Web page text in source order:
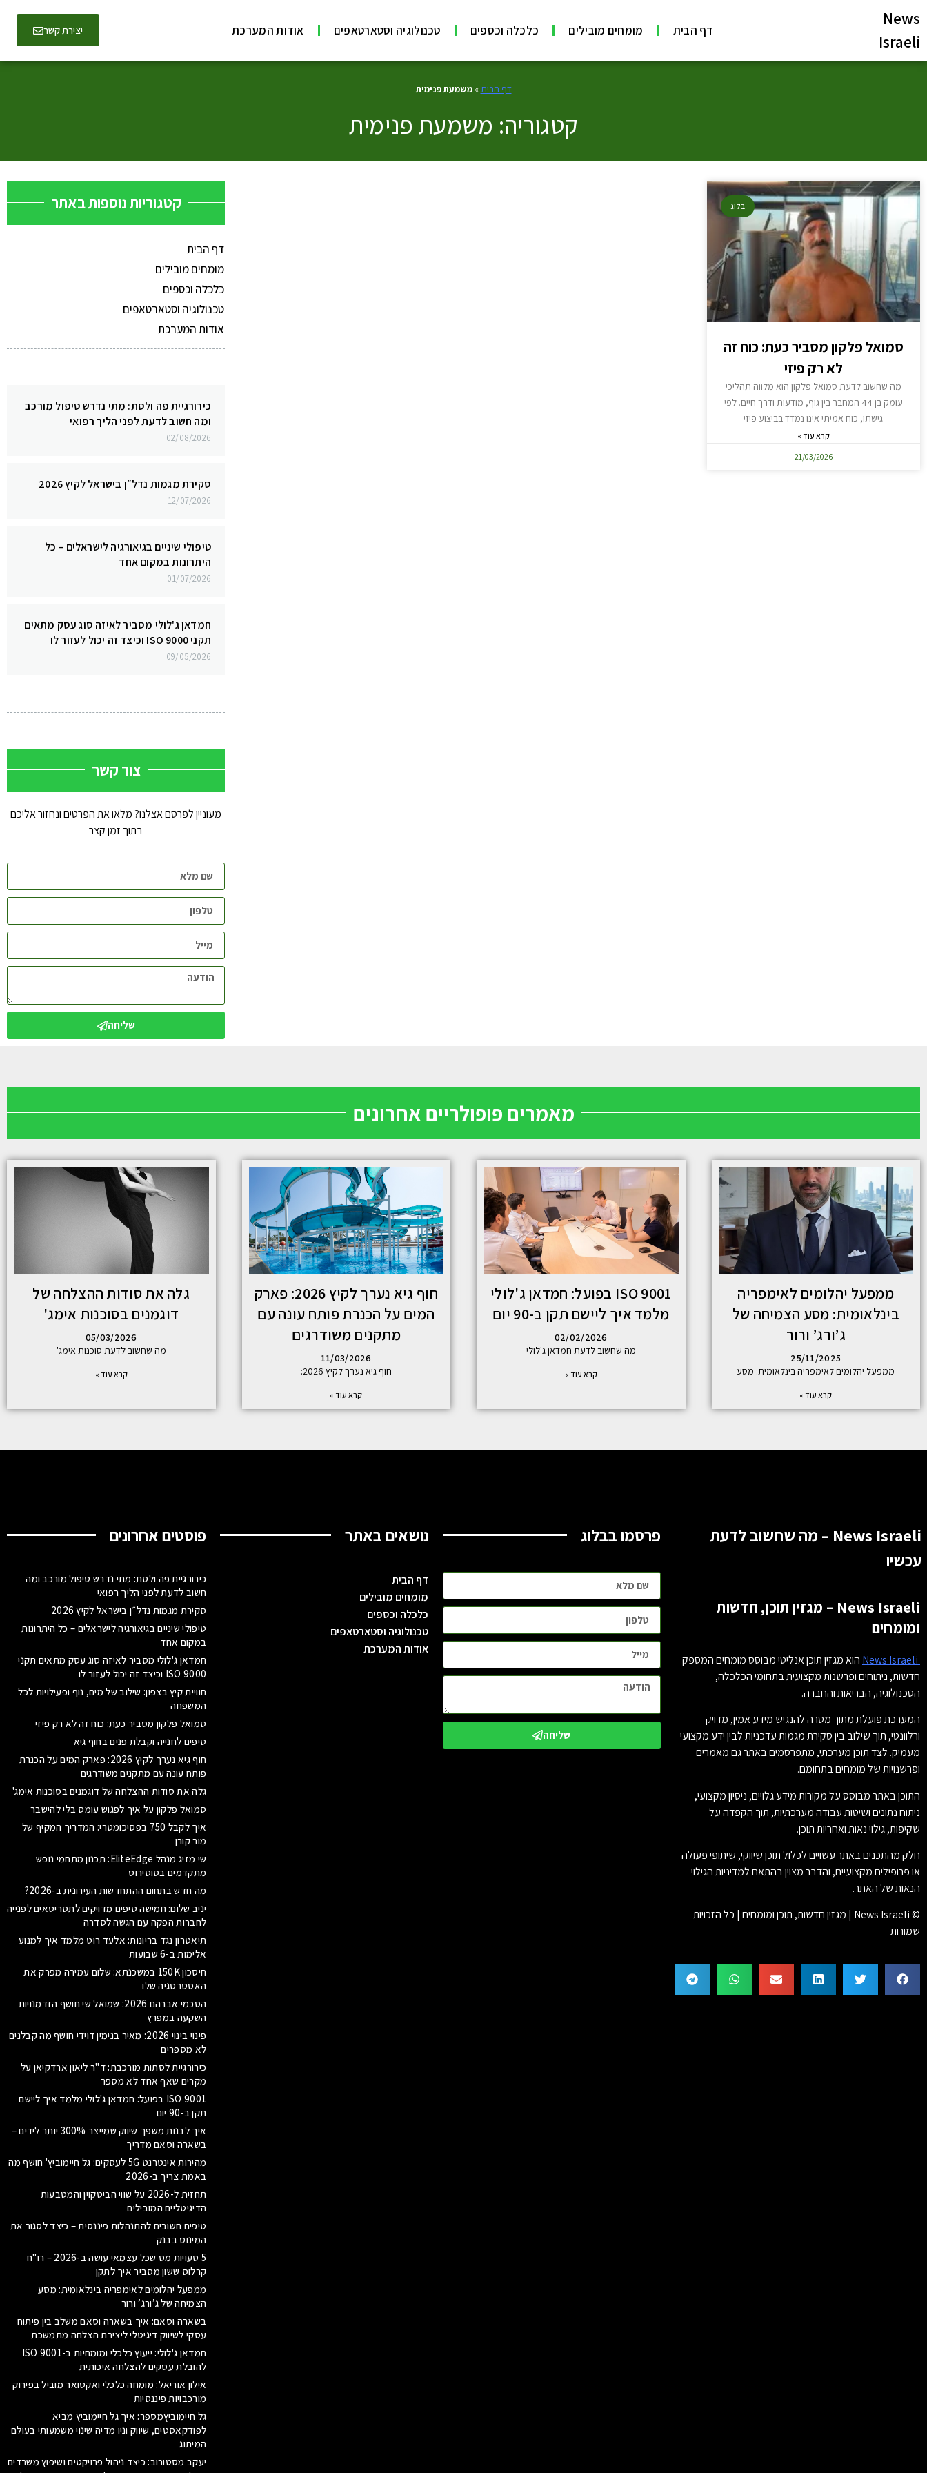
News
Israeli
דף הבית מומחים מובילים כלכלה וכספים טכנולוגיה וסטארטאפים אודות המערכת יצירת קשר
דף הבית»משמעת פנימית
קטגוריה: משמעת פנימית
בלוג
סמואל פלקון מסביר כעת: כוח זה
לא רק פיזי
מה שחשוב לדעת סמואל פלקון הוא מלווה תהליכי
עומק בן 44 המחבר בין גוף, מודעות ודרך חיים. לפי
גישתו, כוח אמיתי אינו נמדד בביצוע פיזי
קרא עוד »
21/03/2026
קטגוריות נוספות באתר
דף הבית
מומחים מובילים
כלכלה וכספים
טכנולוגיה וסטארטאפים
אודות המערכת
כירורגיית פה ולסת: מתי נדרש טיפול מורכב
ומה חשוב לדעת לפני הליך רפואי
02/08/2026
סקירת מגמות נדל״ן בישראל לקיץ 2026
12/07/2026
טיפולי שיניים בגיאורגיה לישראלים – כל
היתרונות במקום אחד
01/07/2026
חמדאן ג'לולי מסביר לאיזה סוג עסק מתאים
תקני ISO 9000 וכיצד זה יכול לעזור לו
09/05/2026
צור קשר
מעוניין לפרסם אצלנו? מלאו את הפרטים ונחזור אליכם
בתוך זמן קצר
שליחה
מאמרים פופולריים אחרונים
ממפעל יהלומים לאימפריה
בינלאומית: מסע הצמיחה של
ג’ורג’ ורור
25/11/2025
ממפעל יהלומים לאימפריה בינלאומית: מסע
קרא עוד »
ISO 9001 בפועל: חמדאן ג'לולי
מלמד איך ליישם תקן ב-90 יום
02/02/2026
מה שחשוב לדעת חמדאן ג'לולי
קרא עוד »
חוף גיא נערך לקיץ 2026: פארק
המים על הכנרת פותח עונה עם
מתקנים משודרגים
11/03/2026
חוף גיא נערך לקיץ 2026:
קרא עוד »
גלה את סודות ההצלחה של
דוגמנים בסוכנות אימג'
05/03/2026
מה שחשוב לדעת סוכנות אימג'
קרא עוד »
News Israeli – מה שחשוב לדעת
עכשיו
News Israeli – מגזין תוכן, חדשות
ומומחים
הוא מגזין תוכן אנליטי מבוסס מומחים המספק
חדשות, ניתוחים ופרשנות מקצועית בתחומי הכלכלה,
הטכנולוגיה, הבריאות והחברה.
המערכת פועלת מתוך מטרה להנגיש מידע אמין, מדויק
ורלוונטי, תוך שילוב בין סקירת מגמות עדכניות לבין ידע מקצועי
מעמיק. לצד תוכן מערכתי, מתפרסמים באתר גם מאמרים
ופרשנויות של מומחים בתחומם.
התוכן באתר מבוסס על מקורות מידע גלויים, ניסיון מקצועי,
ניתוח נתונים ושיטות עבודה מערכתיות, תוך הקפדה על
שקיפות, גילוי נאות ואחריות תוכן.
חלק מהתכנים באתר עשויים לכלול תוכן שיווקי, שיתופי פעולה
או פרופילים מקצועיים, והדבר מצוין בהתאם למדיניות הגילוי
הנאות של האתר.
© News Israeli | מגזין חדשות, תוכן ומומחים | כל הזכויות
שמורות
פרסמו בבלוג
שליחה
נושאים באתר
דף הבית
מומחים מובילים
כלכלה וכספים
טכנולוגיה וסטארטאפים
אודות המערכת
פוסטים אחרונים
כירורגיית פה ולסת: מתי נדרש טיפול מורכב ומה
חשוב לדעת לפני הליך רפואי
סקירת מגמות נדל״ן בישראל לקיץ 2026
טיפולי שיניים בגיאורגיה לישראלים – כל היתרונות
במקום אחד
חמדאן ג'לולי מסביר לאיזה סוג עסק מתאים תקני
ISO 9000 וכיצד זה יכול לעזור לו
חוויית קיץ בצפון: שילוב של מים, נוף ופעילויות לכל
המשפחה
סמואל פלקון מסביר כעת: כוח זה לא רק פיזי
טיפים לחנייה וקבלת פנים בחוף גיא
חוף גיא נערך לקיץ 2026: פארק המים על הכנרת
פותח עונה עם מתקנים משודרגים
גלה את סודות ההצלחה של דוגמנים בסוכנות אימג'
סמואל פלקון על איך לפגוש עומס בלי להישבר
איך לקבל 750 בפסיכומטרי: המדריך המקיף של
מור קורן
שי מזיג מנהל EliteEdge: תכנון מתחמי נופש
מתקדמים בסוטירוס
מה חדש בתחום ההתחדשות העירונית ב-2026?
יניב שלום: חמישה טיפים מדויקים לתסריטאים לפנייה
לחברות הפקה עם הגשה לסדרה
תיאטרון נגד בריונות: אלעד רוט מלמד איך למנוע
אלימות ב-6 שבועות
חיסכון 150K במשכנתא: שלום עמירה מפרק את
האסטרטגיה שלו
הסכמי אברהם 2026: שמואל שי חושף הזדמנויות
השקעה במפרץ
פינוי בינוי 2026: מאיר בנימין דוידי חושף מה קבלנים
לא מספרים
כירורגיית לסתות מורכבת: ד"ר ליאון ארדקיאן על
מקרים שאף אחד לא מספר
ISO 9001 בפועל: חמדאן ג'לולי מלמד איך ליישם
תקן ב-90 יום
איך לבנות משפך שיווק שמייצר 300% יותר לידים –
בשארה וסאם מדריך
מהירות אינטרנט 5G לעסקים: גל חיימוביץ' חושף מה
באמת צריך ב-2026
תחזית ל-2026 על שווי הביטקוין והמטבעות
הדיגיטליים המובילים
טיפים חשובים להתנהלות פיננסית – כיצד לסגור את
המינוס בבנק
5 טעויות מס שכל עצמאי עושה ב-2026 – רו"ח
קרלוס ששון מסביר איך לתקן
ממפעל יהלומים לאימפריה בינלאומית: מסע
הצמיחה של ג’ורג’ ורור
בשארה וסאם: איך בשארה וסאם משלב בין פיתוח
עסקי לשיווק דיגיטלי ליצירת הצלחה מתמשכת
חמדאן ג'לולי: ייעוץ כלכלי ומומחיות ב-ISO 9001
להובלת עסקים להצלחה איכותית
אילון אוריאל: מומחה כלכלי ואקטואר מוביל בפירוק
מורכבויות פיננסיות
גל חיימוביץמספר: איך גל חיימוביץ מביא
לפודקאסטים, שיווק וניו מדיה שינוי משמעותי בעולם
המיתוג
יעקב מסטורוב: כיצד ניהול פרויקטים ושיפוץ משרדים